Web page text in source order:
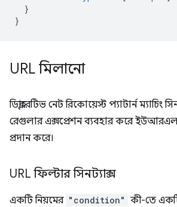
}
}
URL মিলানো
ডিক্লারেটিভ নেট রিকোয়েস্ট প্যাটার্ন ম্যাচিং
রেগুলার এক্সপ্রেশন ব্যবহার করে
প্রদান করে।
URL ফিল্টার সিনট্যাক্স
একটি নিয়মের "condition" কী-তে